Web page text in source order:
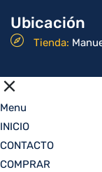
Ubicación
Tienda:
Menu
INICIO
CONTACTO
COMPRAR